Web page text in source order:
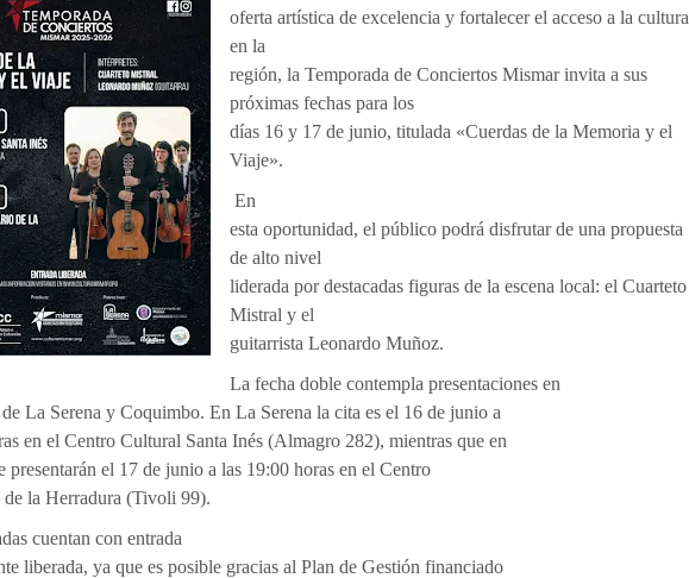
oferta artística de excelencia y fortalecer el acceso a la cultura
en la
región, la Temporada de Conciertos Mismar invita a sus
próximas fechas para los
días 16 y 17 de junio, titulada «Cuerdas de la Memoria y el
Viaje».
En
esta oportunidad, el público podrá disfrutar de una propuesta
de alto nivel
liderada por destacadas figuras de la escena local: el Cuarteto
Mistral y el
guitarrista Leonardo Muñoz.
La fecha doble contempla presentaciones en
La Serena y Coquimbo. En La Serena la cita es el 16 de junio a
en el Centro Cultural Santa Inés (Almagro 282), mientras que en
presentarán el 17 de junio a las 19:00 horas en el Centro
la Herradura (Tivoli 99).
cuentan con entrada
liberada, ya que es posible gracias al Plan de Gestión financiado